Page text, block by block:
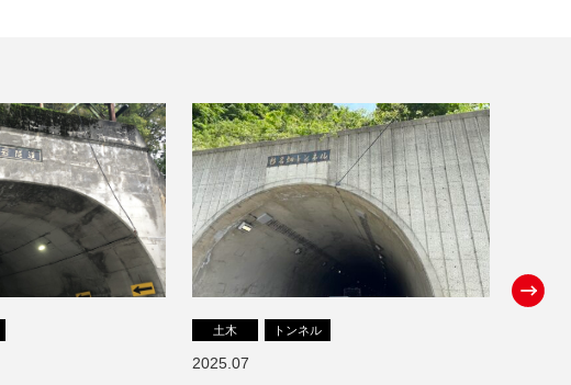
土木 トンネル
2025.07